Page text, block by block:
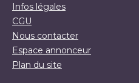
Infos légales
CGU
Nous contacter
Espace annonceur
Plan du site